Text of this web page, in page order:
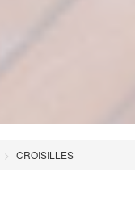
CROISILLES